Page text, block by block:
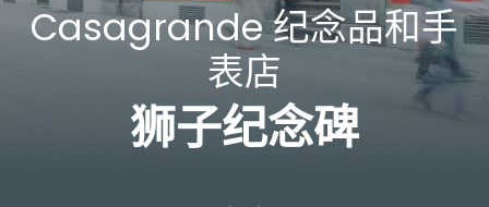
Casagrande 纪念品和手
表店
狮子纪念碑